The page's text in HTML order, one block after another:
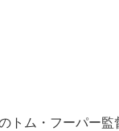
トム・フーパー